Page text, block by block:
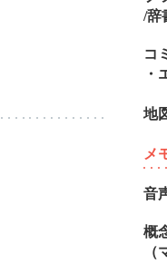
/辞
コ
・
地
メ
音
概
（